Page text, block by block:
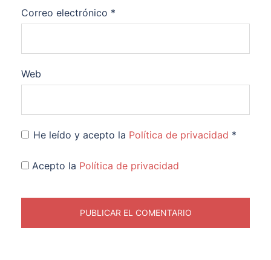
Correo electrónico *
Web
He leído y acepto la Política de privacidad *
Acepto la Política de privacidad